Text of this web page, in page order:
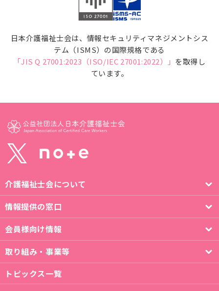
日本介護福祉士会は、情報セキュリティマネジメントシス
テム（ISMS）の国際規格である
「JIS Q 27001:2023（ISO/IEC 27001:2022）」 を取得し
ています。
介護福祉士会について
情報提供の窓口
会員様向け情報
取り組み・事業等
トピックス一覧